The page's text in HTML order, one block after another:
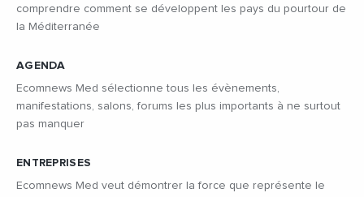
comprendre comment se développent les pays du pourtour de
la Méditerranée
AGENDA
Ecomnews Med sélectionne tous les évènements,
manifestations, salons, forums les plus importants à ne surtout
pas manquer
ENTREPRISES
Ecomnews Med veut démontrer la force que représente le